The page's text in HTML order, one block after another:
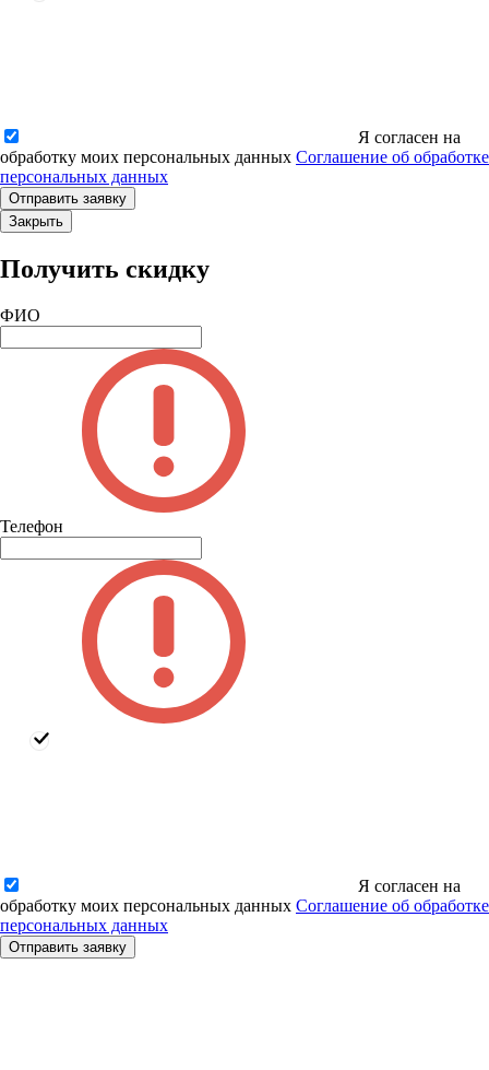
Я согласен на
обработку моих персональных данных Соглашение об обработке
персональных данных
Закрыть
Получить скидку
ФИО
Телефон
Я согласен на
обработку моих персональных данных Соглашение об обработке
персональных данных